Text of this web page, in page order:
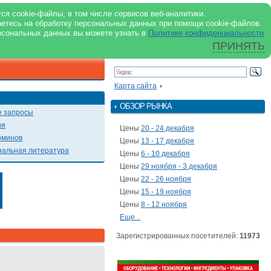
cookie-файлы, в том числе сервисов веб-аналитики.
на обработку персональных данных при помощи cookie-файлов.
данных вы можете узнать в Политике конфиденциальности
ПРИНЯТЬ
support@milkbranch.ru
О портале
Реклама в журнале
Реклама на портале
Архив номеров
запросы
литература
Карта сайта
ОБЗОР РЫНКА
Цены 20 - 24 декабря
Цены 13 - 17 декабря
Цены 6 - 10 декабря
Цены 29 ноября - 3 декабря
Цены 22 - 26 ноября
Цены 15 - 19 ноября
Цены 8 - 12 ноября
Еще...
Зарегистрированных посетителей: 11973